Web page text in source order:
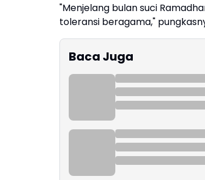
"Menjelang bulan suci
toleransi beragama,"
Baca Juga